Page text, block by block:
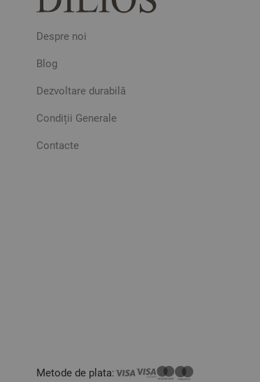
Despre noi
Blog
Dezvoltare durabilă
Condiții Generale
Contacte
Metode de plata: